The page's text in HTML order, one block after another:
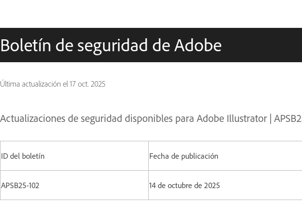
Boletín de seguridad de Adobe
Última actualización el 17 oct. 2025
Actualizaciones de seguridad disponibles para Adobe Illustrator |
ID del boletín Fecha de publicación
APSB25-102 14 de octubre de 2025